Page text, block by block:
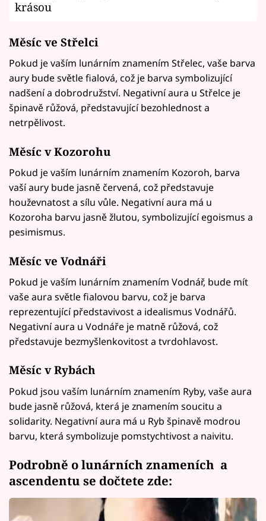
krásou
Měsíc ve Střelci
Pokud je vaším lunárním znamením Střelec, vaše barva
aury bude světle fialová, což je barva symbolizující
nadšení a dobrodružství. Negativní aura u Střelce je
špinavě růžová, představující bezohlednost a
netrpělivost.
Měsíc vKozorohu
Pokud je vaším lunárním znamením Kozoroh, barva
vaší aury bude jasně červená, což představuje
houževnatost a sílu vůle. Negativní aura má u
Kozoroha barvu jasně žlutou, symbolizující egoismus a
pesimismus.
Měsíc ve Vodnáři
Pokud je vaším lunárním znamením Vodnář, bude mít
vaše aura světle fialovou barvu, což je barva
reprezentující představivost a idealismus Vodnářů.
Negativní aura u Vodnáře je matně růžová, což
představuje bezmyšlenkovitost a tvrdohlavost.
Měsíc vRybách
Pokud jsou vaším lunárním znamením Ryby, vaše aura
bude jasně růžová, která je znamením soucitu a
solidarity. Negativní aura má u Ryb špinavě modrou
barvu, která symbolizuje pomstychtivost a naivitu.
Podrobně o lunárních znameních a
ascendentu se dočtete zde: